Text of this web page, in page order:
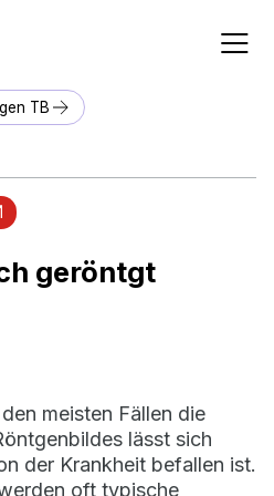
TB
geröntgt
meisten Fällen die
lässt sich
der Krankheit befallen ist.
oft typische